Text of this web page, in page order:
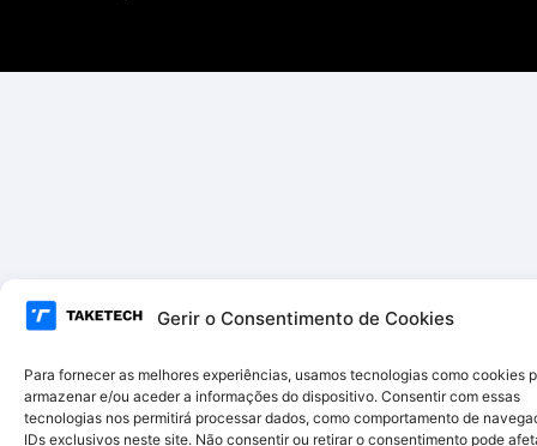
Gerir o Consentimento de Cookies
Para fornecer as melhores experiências, usamos tecnologias como cookies
armazenar e/ou aceder a informações do dispositivo. Consentir com essas
tecnologias nos permitirá processar dados, como comportamento de
IDs exclusivos neste site. Não consentir ou retirar o consentimento pode